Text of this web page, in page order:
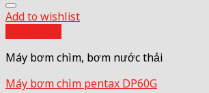
Add to wishlist
Máy bơm chìm, bơm nước thải
Máy bơm chìm pentax DP60G